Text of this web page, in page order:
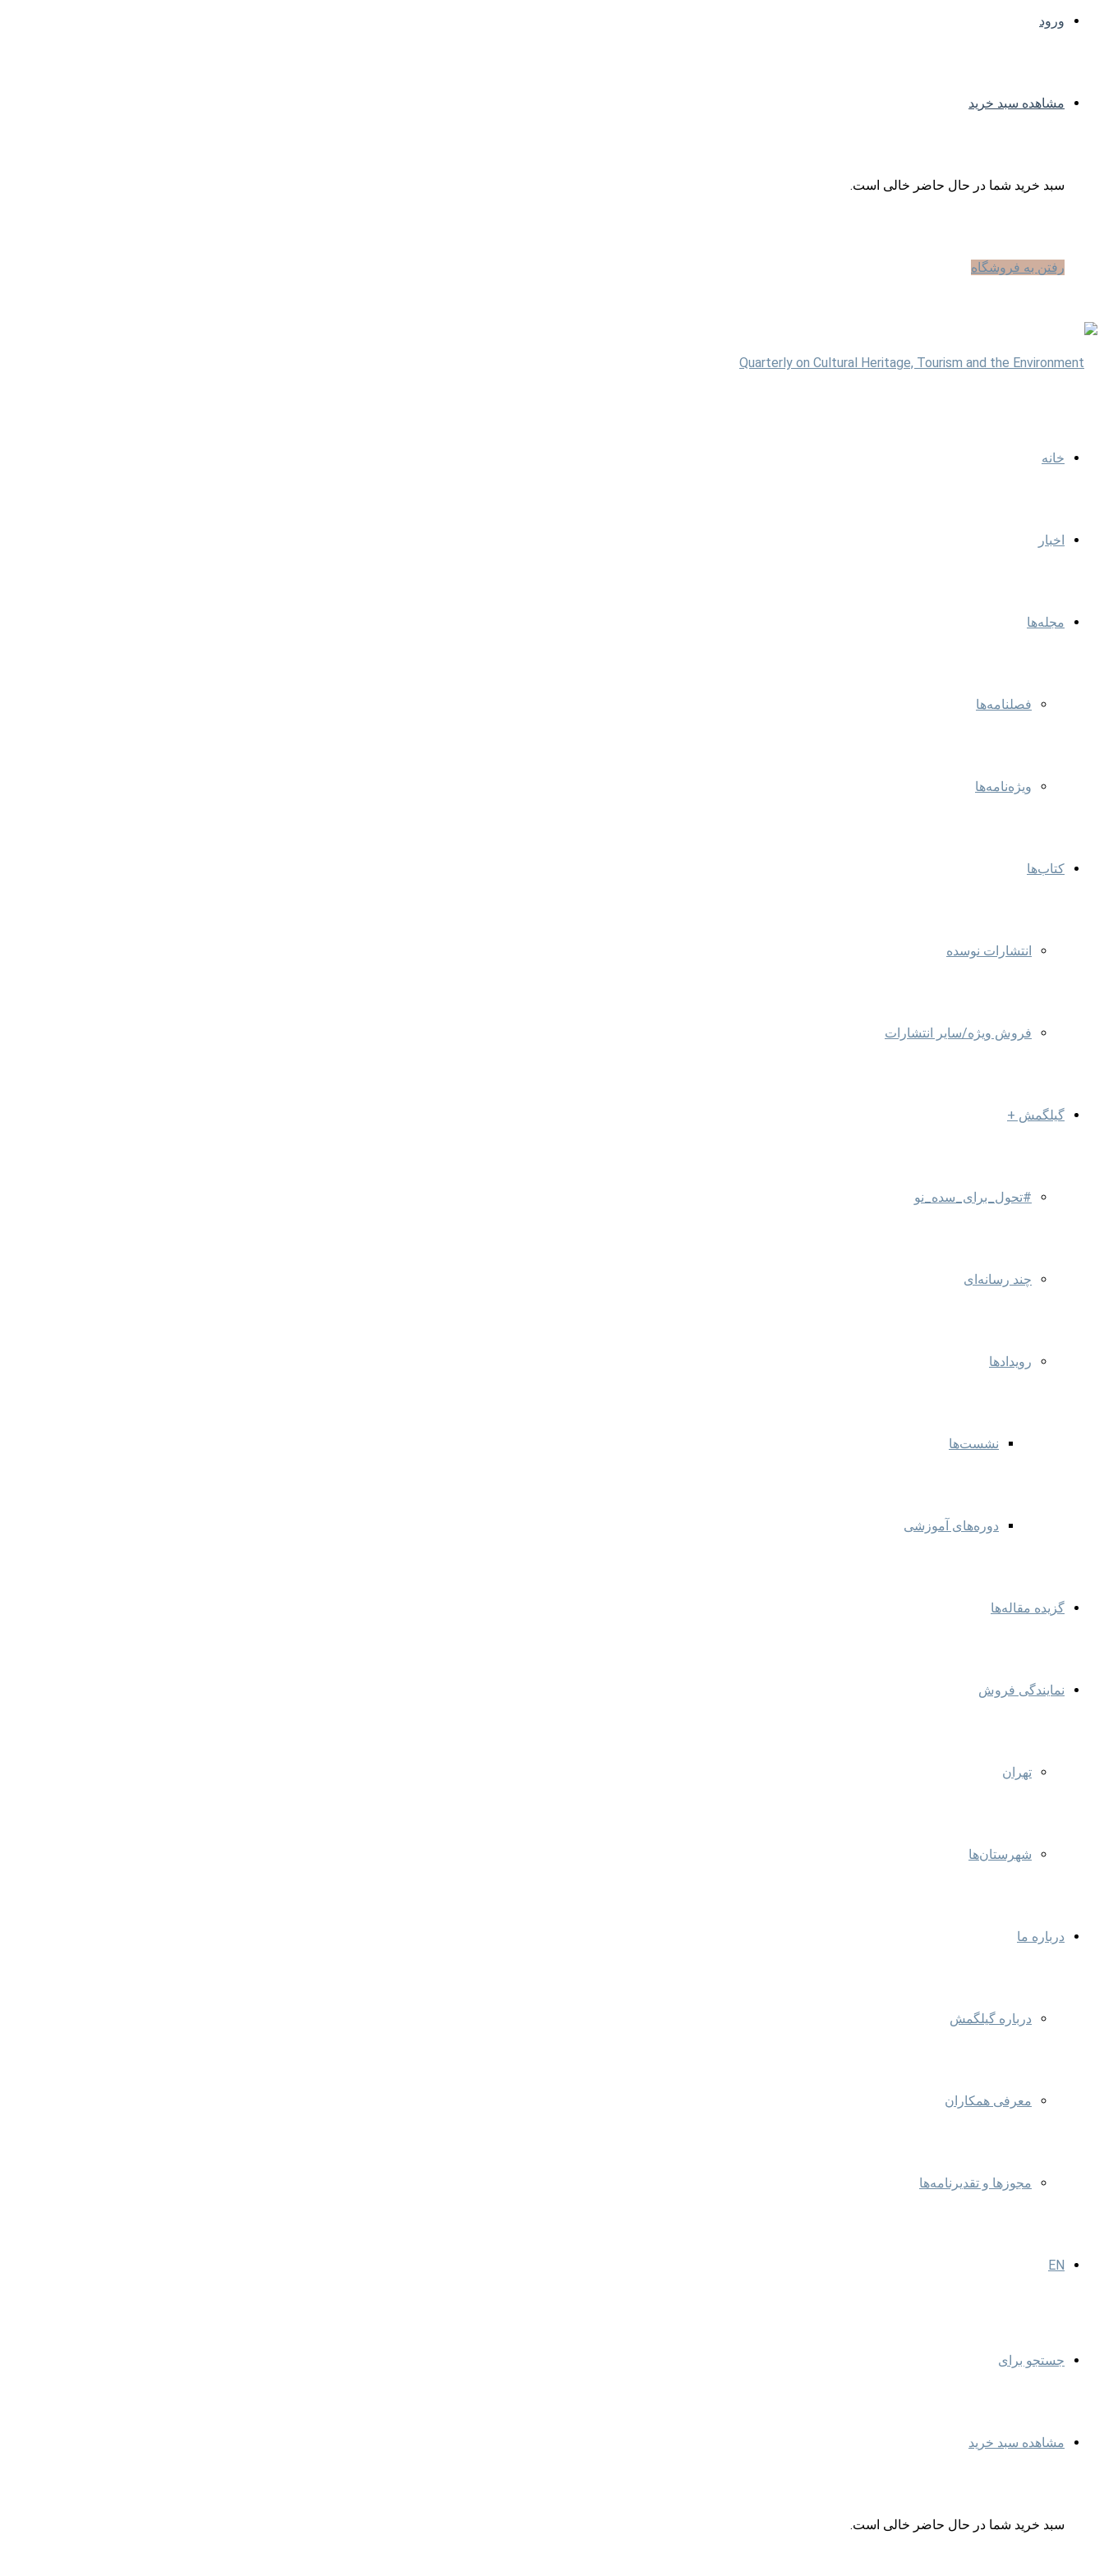
ورود
مشاهده سبد خرید
سبد خرید شما در حال حاضر خالی است.
رفتن به فروشگاه
خانه
اخبار
مجله‌ها
فصلنامه‌ها
ویژه‌نامه‌ها
کتاب‌ها
انتشارات نوسده
فروش ویژه/سایر انتشارات
گیلگمش +
#تحول_برای_سده_نو
چند رسانه‌ای
رویدادها
نشست‌ها
دوره‌های آموزشی
گزیده مقاله‌ها
نمایندگی‌ فروش
تهران
شهرستان‌ها
درباره ما
درباره گیلگمش
معرفی همکاران
مجوزها و تقدیرنامه‌ها
EN
جستجو برای
مشاهده سبد خرید
سبد خرید شما در حال حاضر خالی است.